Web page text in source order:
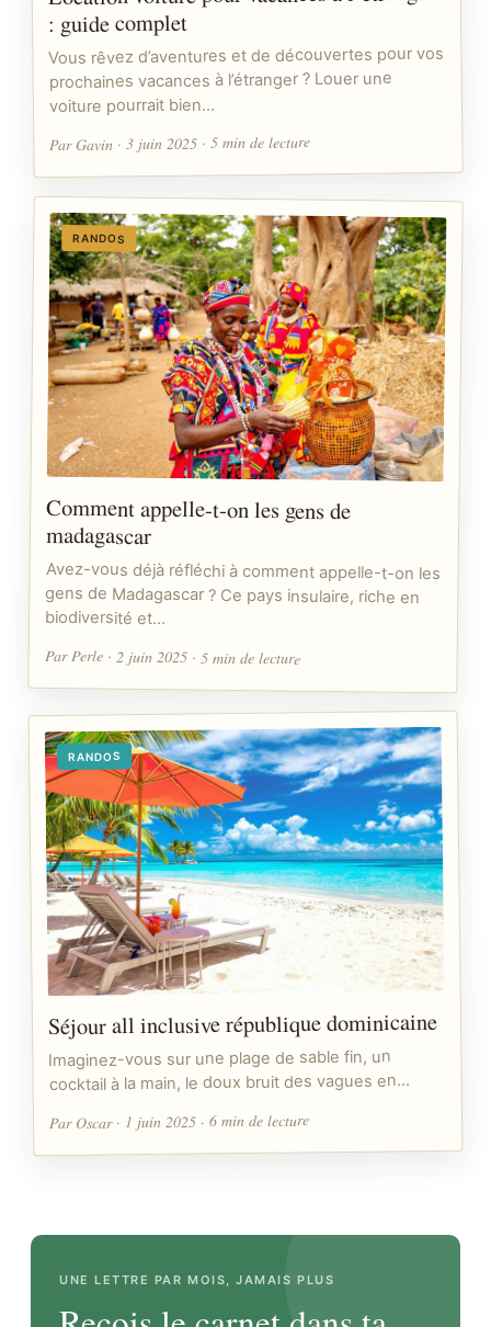
: guide complet
Vous rêvez d’aventures et de découvertes pour vos
prochaines vacances à l’étranger ? Louer une
voiture pourrait bien…
Par Gavin · 3 juin 2025 · 5 min de lecture
RANDOS
Comment appelle-t-on les gens de
madagascar
Avez-vous déjà réfléchi à comment appelle-t-on les
gens de Madagascar ? Ce pays insulaire, riche en
biodiversité et…
Par Perle · 2 juin 2025 · 5 min de lecture
RANDOS
Séjour all inclusive république dominicaine
Imaginez-vous sur une plage de sable fin, un
cocktail à la main, le doux bruit des vagues en…
Par Oscar · 1 juin 2025 · 6 min de lecture
UNE LETTRE PAR MOIS, JAMAIS PLUS